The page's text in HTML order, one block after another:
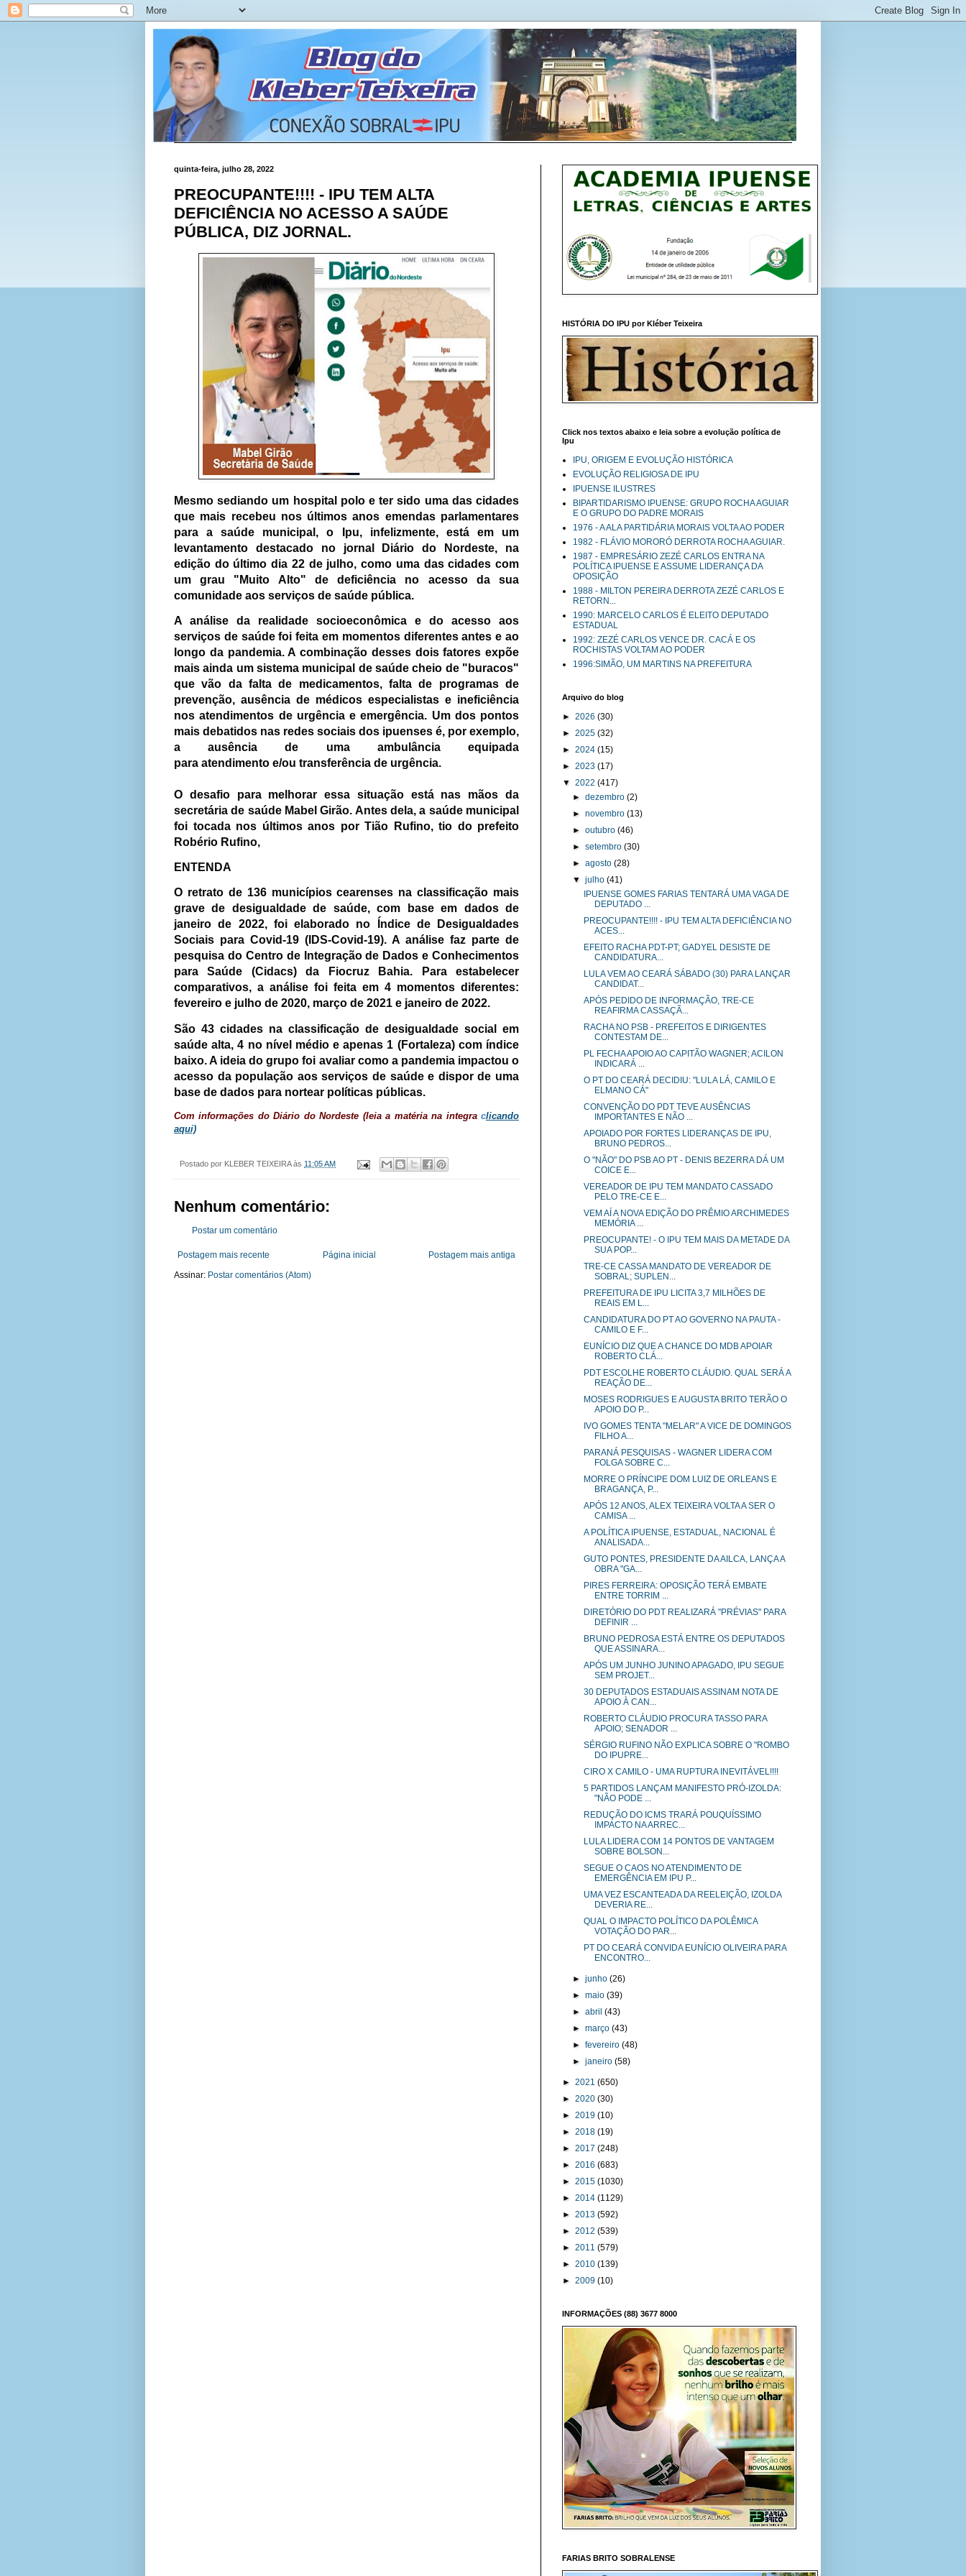
quinta-feira, julho 28, 2022
PREOCUPANTE!!!! - IPU TEM ALTA
DEFICIÊNCIA NO ACESSO A SAÚDE
PÚBLICA, DIZ JORNAL.
Mesmo sediando um hospital polo e ter sido uma das cidades
que mais recebeu nos últimos anos emendas parlamentares
para a saúde municipal, o Ipu, infelizmente, está em um
levantamento destacado no jornal Diário do Nordeste, na
edição do último dia 22 de julho, como uma das cidades com
um grau "Muito Alto" de deficiência no acesso da sua
comunidade aos serviços de saúde pública.
A análise da realidade socioeconômica e do acesso aos
serviços de saúde foi feita em momentos diferentes antes e ao
longo da pandemia. A combinação desses dois fatores expõe
mais ainda um sistema municipal de saúde cheio de "buracos"
que vão da falta de medicamentos, falta de programas de
prevenção, ausência de médicos especialistas e ineficiência
nos atendimentos de urgência e emergência. Um dos pontos
mais debatidos nas redes sociais dos ipuenses é, por exemplo,
a ausência de uma ambulância equipada
para atendimento e/ou transferência de urgência.
O desafio para melhorar essa situação está nas mãos da
secretária de saúde Mabel Girão. Antes dela, a saúde municipal
foi tocada nos últimos anos por Tião Rufino, tio do prefeito
Robério Rufino,
ENTENDA
O retrato de 136 municípios cearenses na classificação mais
grave de desigualdade de saúde, com base em dados de
janeiro de 2022, foi elaborado no Índice de Desigualdades
Sociais para Covid-19 (IDS-Covid-19). A análise faz parte de
pesquisa do Centro de Integração de Dados e Conhecimentos
para Saúde (Cidacs) da Fiocruz Bahia.
Para estabelecer
comparativos, a análise foi feita em 4 momentos diferentes:
fevereiro e julho de 2020, março de 2021 e janeiro de 2022.
São 43 cidades na classificação de desigualdade social em
saúde alta, 4 no nível médio e apenas 1 (Fortaleza) com índice
baixo. A ideia do grupo foi avaliar como a pandemia impactou o
acesso da população aos serviços de saúde e dispor de uma
base de dados para nortear políticas públicas.
Com informações doDiário do Nordeste (leia a matéria na integraclicando
aqui)
Postado por KLEBER TEIXEIRA às 11:05 AM
Nenhum comentário:
Postar um comentário
Postagem mais recente Postagem mais antiga
Página inicial
Assinar: Postar comentários (Atom)
HISTÓRIA DO IPU por Kléber Teixeira
Click nos textos abaixo e leia sobre a evolução política de
Ipu
IPU, ORIGEM E EVOLUÇÃO HISTÓRICA
EVOLUÇÃO RELIGIOSA DE IPU
IPUENSE ILUSTRES
BIPARTIDARISMO IPUENSE: GRUPO ROCHA AGUIAR
E O GRUPO DO PADRE MORAIS
1976 - A ALA PARTIDÁRIA MORAIS VOLTA AO PODER
1982 - FLÁVIO MORORÓ DERROTA ROCHA AGUIAR.
1987 - EMPRESÁRIO ZEZÉ CARLOS ENTRA NA
POLÍTICA IPUENSE E ASSUME LIDERANÇA DA
OPOSIÇÃO
1988 - MILTON PEREIRA DERROTA ZEZÉ CARLOS E
RETORN...
1990: MARCELO CARLOS É ELEITO DEPUTADO
ESTADUAL
1992: ZEZÉ CARLOS VENCE DR. CACÁ E OS
ROCHISTAS VOLTAM AO PODER
1996:SIMÃO, UM MARTINS NA PREFEITURA
Arquivo do blog
► 2026 (30)
► 2025 (32)
► 2024 (15)
► 2023 (17)
▼ 2022 (417)
►dezembro(2)
►novembro(13)
►outubro(46)
►setembro(30)
►agosto(28)
▼julho(41)
IPUENSE GOMES FARIAS TENTARÁ UMA VAGA DE
DEPUTADO ...
PREOCUPANTE!!!! - IPU TEM ALTA DEFICIÊNCIA NO
ACES...
EFEITO RACHA PDT-PT; GADYEL DESISTE DE
CANDIDATURA...
LULA VEM AO CEARÁ SÁBADO (30) PARA LANÇAR
CANDIDAT...
APÓS PEDIDO DE INFORMAÇÃO, TRE-CE
REAFIRMA CASSAÇÃ...
RACHA NO PSB - PREFEITOS E DIRIGENTES
CONTESTAM DE...
PL FECHA APOIO AO CAPITÃO WAGNER; ACILON
INDICARÁ ...
O PT DO CEARÁ DECIDIU: "LULA LÁ, CAMILO E
ELMANO CÁ"
CONVENÇÃO DO PDT TEVE AUSÊNCIAS
IMPORTANTES E NÃO ...
APOIADO POR FORTES LIDERANÇAS DE IPU,
BRUNO PEDROS...
O "NÃO" DO PSB AO PT - DENIS BEZERRA DÁ UM
COICE E...
VEREADOR DE IPU TEM MANDATO CASSADO
PELO TRE-CE E...
VEM AÍ A NOVA EDIÇÃO DO PRÊMIO ARCHIMEDES
MEMÓRIA ...
PREOCUPANTE! - O IPU TEM MAIS DA METADE DA
SUA POP...
TRE-CE CASSA MANDATO DE VEREADOR DE
SOBRAL; SUPLEN...
PREFEITURA DE IPU LICITA 3,7 MILHÕES DE
REAIS EM L...
CANDIDATURA DO PT AO GOVERNO NA PAUTA -
CAMILO E F...
EUNÍCIO DIZ QUE A CHANCE DO MDB APOIAR
ROBERTO CLÁ...
PDT ESCOLHE ROBERTO CLÁUDIO. QUAL SERÁ A
REAÇÃO DE...
MOSES RODRIGUES E AUGUSTA BRITO TERÃO O
APOIO DO P...
IVO GOMES TENTA "MELAR" A VICE DE DOMINGOS
FILHO A...
PARANÁ PESQUISAS - WAGNER LIDERA COM
FOLGA SOBRE C...
MORRE O PRÍNCIPE DOM LUIZ DE ORLEANS E
BRAGANÇA, P...
APÓS 12 ANOS, ALEX TEIXEIRA VOLTA A SER O
CAMISA ...
A POLÍTICA IPUENSE, ESTADUAL, NACIONAL É
ANALISADA...
GUTO PONTES, PRESIDENTE DA AILCA, LANÇA A
OBRA "GA...
PIRES FERREIRA: OPOSIÇÃO TERÁ EMBATE
ENTRE TORRIM ...
DIRETÓRIO DO PDT REALIZARÁ "PRÉVIAS" PARA
DEFINIR ...
BRUNO PEDROSA ESTÁ ENTRE OS DEPUTADOS
QUE ASSINARA...
APÓS UM JUNHO JUNINO APAGADO, IPU SEGUE
SEM PROJET...
30 DEPUTADOS ESTADUAIS ASSINAM NOTA DE
APOIO À CAN...
ROBERTO CLÁUDIO PROCURA TASSO PARA
APOIO; SENADOR ...
SÉRGIO RUFINO NÃO EXPLICA SOBRE O "ROMBO
DO IPUPRE...
CIRO X CAMILO - UMA RUPTURA INEVITÁVEL!!!!
5 PARTIDOS LANÇAM MANIFESTO PRÓ-IZOLDA:
"NÃO PODE ...
REDUÇÃO DO ICMS TRARÁ POUQUÍSSIMO
IMPACTO NA ARREC...
LULA LIDERA COM 14 PONTOS DE VANTAGEM
SOBRE BOLSON...
SEGUE O CAOS NO ATENDIMENTO DE
EMERGÊNCIA EM IPU P...
UMA VEZ ESCANTEADA DA REELEIÇÃO, IZOLDA
DEVERIA RE...
QUAL O IMPACTO POLÍTICO DA POLÊMICA
VOTAÇÃO DO PAR...
PT DO CEARÁ CONVIDA EUNÍCIO OLIVEIRA PARA
ENCONTRO...
►junho(26)
►maio(39)
►abril(43)
►março(43)
►fevereiro(48)
►janeiro(58)
► 2021 (650)
► 2020 (30)
► 2019 (10)
► 2018 (19)
► 2017 (248)
► 2016 (683)
► 2015 (1030)
► 2014 (1129)
► 2013 (592)
► 2012 (539)
► 2011 (579)
► 2010 (139)
► 2009 (10)
INFORMAÇÕES (88) 3677 8000
FARIAS BRITO SOBRALENSE